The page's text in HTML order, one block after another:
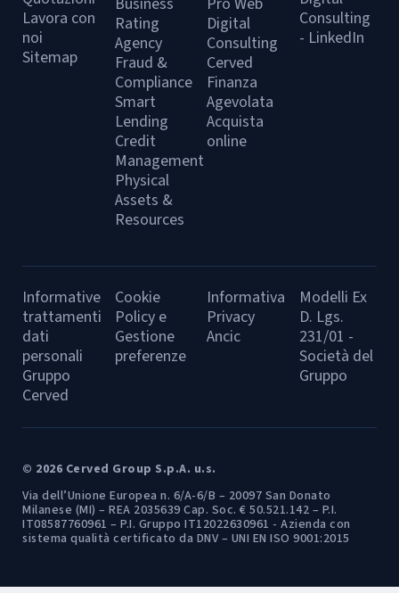
Lavora con
noi
Sitemap
Rating
Agency
Fraud &
Compliance
Smart
Lending
Credit
Management
Physical
Assets &
Resources
Digital
Consulting
Cerved
Finanza
Agevolata
Acquista
online
Consulting
- LinkedIn
Informative
trattamenti
dati
personali
Gruppo
Cerved
Cookie
Policy e
Gestione
preferenze
Informativa
Privacy
Ancic
Modelli Ex
D. Lgs.
231/01 -
Società del
Gruppo
© 2026 Cerved Group S.p.A. u.s.
Via dell’Unione Europea n. 6/A-6/B – 20097 San Donato
Milanese (MI) – REA 2035639 Cap. Soc. € 50.521.142 – P.I.
IT08587760961 – P.I. Gruppo IT12022630961 - Azienda con
sistema qualità certificato da DNV – UNI EN ISO 9001:2015